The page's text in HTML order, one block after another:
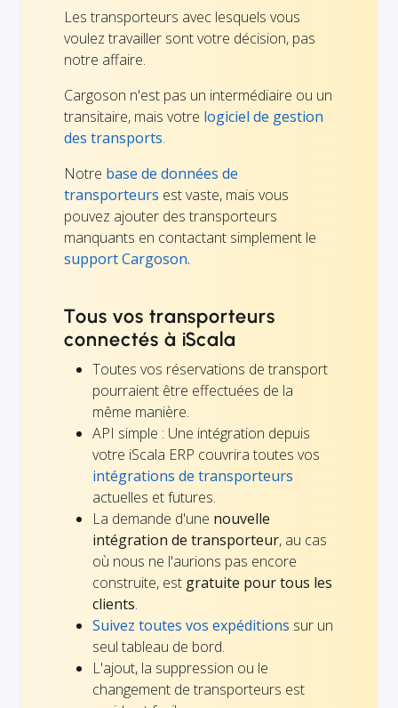
Les transporteurs avec lesquels vous
voulez travailler sont votre décision, pas
notre affaire.
Cargoson n'est pas un intermédiaire ou un
transitaire, mais votre logiciel de gestion
des transports.
Notre base de données de
transporteurs est vaste, mais vous
pouvez ajouter des transporteurs
manquants en contactant simplement le
support Cargoson.
Tous vos transporteurs
connectés à iScala
Toutes vos réservations de transport
pourraient être effectuées de la
même manière.
API simple : Une intégration depuis
votre iScala ERP couvrira toutes vos
intégrations de transporteurs
actuelles et futures.
La demande d'une nouvelle
intégration de transporteur, au cas
où nous ne l'aurions pas encore
construite, est gratuite pour tous les
clients.
Suivez toutes vos expéditions sur un
seul tableau de bord.
L'ajout, la suppression ou le
changement de transporteurs est